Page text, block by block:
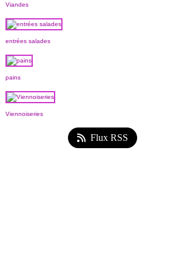
Viandes
entrées salades
pains
Viennoiseries
Flux RSS